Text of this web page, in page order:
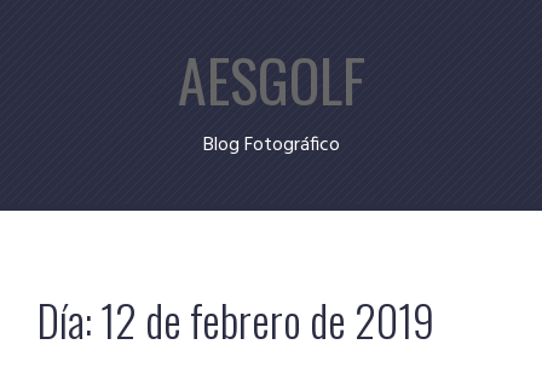
AESGOLF
Blog Fotográfico
Día:12 de febrero de 2019